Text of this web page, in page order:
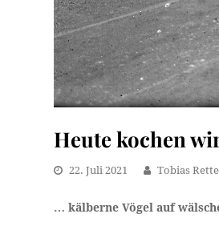
Heute kochen
22. Juli 2021 Tobias
… kälberne Vögel auf